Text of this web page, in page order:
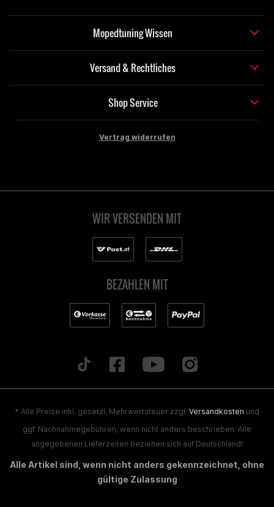
Mopedtuning Wissen
Versand & Rechtliches
Shop Service
Vertrag widerrufen
WIR VERSENDEN MIT
BEZAHLEN MIT
* Alle Preise inkl. gesetzl. Mehrwertsteuer zzgl. Versandkosten und
ggf. Nachnahmegebühren, wenn nicht anders beschrieben. Alle
angegebenen Lieferzeiten beziehen sich auf Deutschland!
Alle Artikel sind, wenn nicht anders gekennzeichnet, ohne
gültige Zulassung